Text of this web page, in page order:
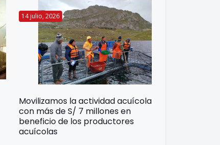
14 julio, 2026
Movilizamos la actividad acuícola
con más de S/ 7 millones en
beneficio de los productores
acuícolas